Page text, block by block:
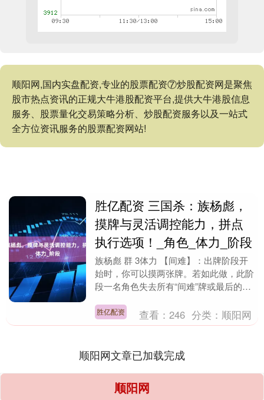
顺阳网,国内实盘配资,专业的股票配资⑦炒股配资网是聚焦
股市热点资讯的正规大牛港股配资平台,提供大牛港股信息
服务、股票量化交易策略分析、炒股配资服务以及一站式
全方位资讯服务的股票配资网站!
胜亿配资 三国杀：族杨彪，
摸牌与灵活调控能力，拼点
执行选项！_角色_体力_阶段
族杨彪 群 3体力 【间难】：出牌阶段开
始时，你可以摸两张牌。若如此做，此阶
段一名角色失去所有“间难”牌或最后的手
名角色执行....
胜亿配资 查看：246 分类： 顺阳网
顺阳网文章已加载完成
顺阳网